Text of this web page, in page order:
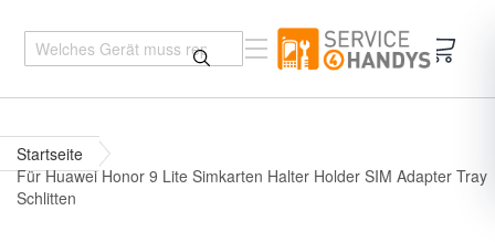
Startseite
Für Huawei Honor 9 Lite Simkarten Halter Holder SIM Adapter Tray
Schlitten